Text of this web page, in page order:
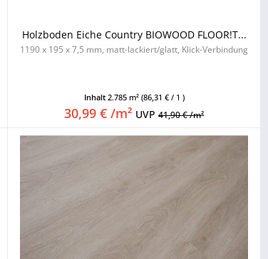
Holzboden Eiche Country BIOWOOD FLOOR!T...
1190 x 195 x 7,5 mm, matt-lackiert/glatt, Klick-Verbindung
Inhalt 2.785 m² (86,31 € / 1 )
30,99 € /m² UVP41,90 € /m²